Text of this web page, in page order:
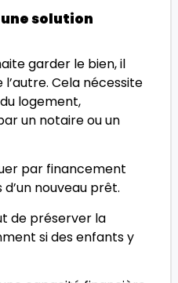
une solution
garder le bien, il
Cela nécessite
logement,
un notaire ou un
par financement
nouveau prêt.
de préserver la
si des enfants y